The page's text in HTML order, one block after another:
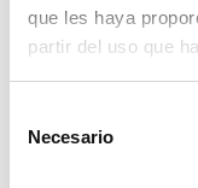
que les haya
partir del uso que
Necesario